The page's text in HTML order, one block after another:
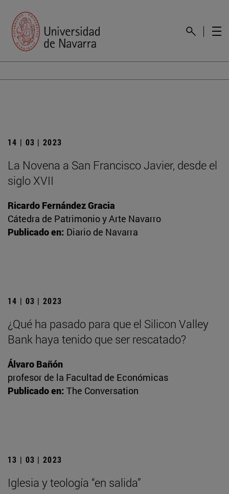
14 | 03 | 2023
La Novena a San Francisco Javier, desde el
siglo XVII
Ricardo Fernández Gracia
Cátedra de Patrimonio y Arte Navarro
Publicado en: Diario de Navarra
14 | 03 | 2023
¿Qué ha pasado para que el Silicon Valley
Bank haya tenido que ser rescatado?
Álvaro Bañón
profesor de la Facultad de Económicas
Publicado en: The Conversation
13 | 03 | 2023
Iglesia y teología “en salida”